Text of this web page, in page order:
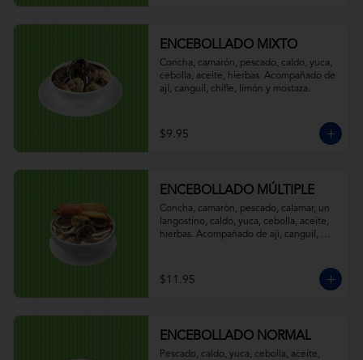
ENCEBOLLADO MIXTO
Concha, camarón, pescado, caldo, yuca,
cebolla, aceite, hierbas. Acompañado de
ají, canguil, chifle, limón y mostaza.
$9.95
ENCEBOLLADO MÚLTIPLE
Concha, camarón, pescado, calamar, un
langostino, caldo, yuca, cebolla, aceite,
hierbas. Acompañado de ají, canguil,
$11.95
ENCEBOLLADO NORMAL
Pescado, caldo, yuca, cebolla, aceite,